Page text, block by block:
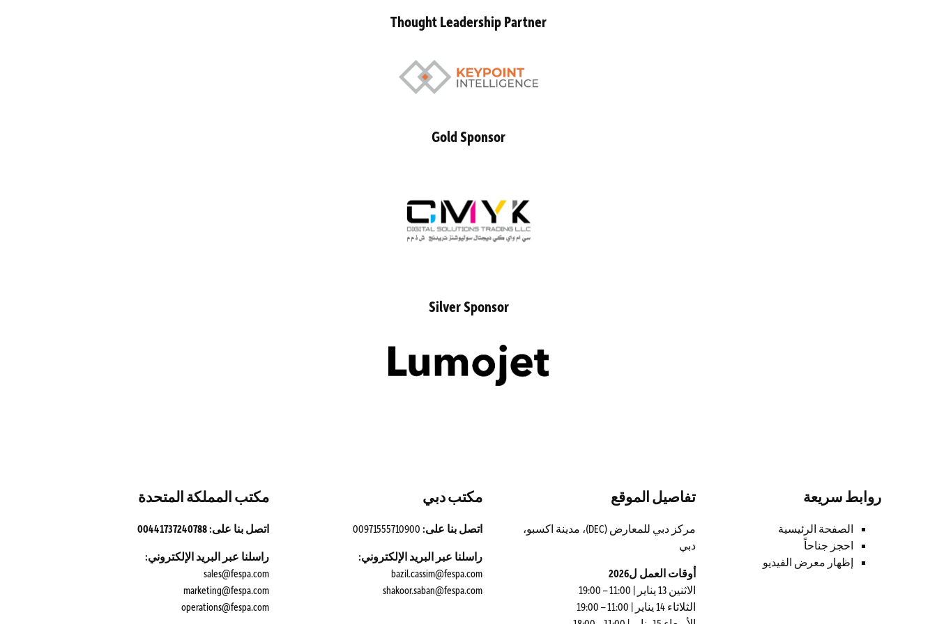
Thought Leadership Partner
Gold Sponsor
Silver Sponsor
روابط سريعة
الصفحة الرئيسية
احجز جناحاً
إظهار معرض الفيديو
تفاصيل الموقع
مركز دبي للمعارض (DEC)، مدينة اكسبو،
دبي
أوقات العمل ل2026
الاثنين 13 يناير | 11:00 – 19:00
الثلاثاء 14 يناير | 11:00 – 19:00
مكتب دبي
اتصل بنا على:
راسلنا عبر البريد الإلكتروني:
bazil.cassim@fespa.com
shakoor.saban@fespa.com
مكتب المملكة المتحدة
اتصل بنا على: 00441737240788
راسلنا عبر البريد الإلكتروني:
sales@fespa.com
marketing@fespa.com
​operations@fespa.com